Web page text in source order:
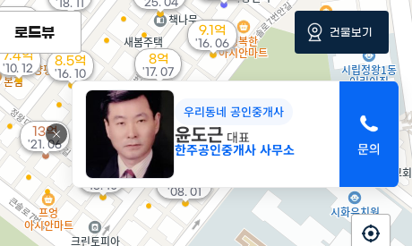
'26. 05
13억
'21. 06
'18. 11
8.6억
'17. 12 8.2억
'17. 08
8억
'17. 07
8.5억
'16. 10
9.1억
'16. 06
8.8억
8.9억
'15. 09
7.4억
'10. 12
5.45억
'08. 01
4.35억
'06. 12 우리동네 공인중개사
윤도근 대표
한주공인중개사 사무소
로드뷰 건물보기